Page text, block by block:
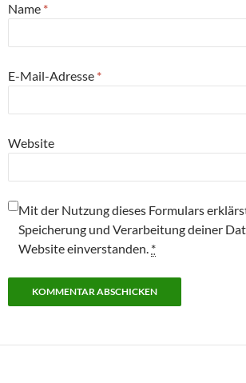
Name *
E-Mail-Adresse *
Website
Mit der Nutzung dieses Formulars
Speicherung und Verarbeitung deiner
Website einverstanden. *